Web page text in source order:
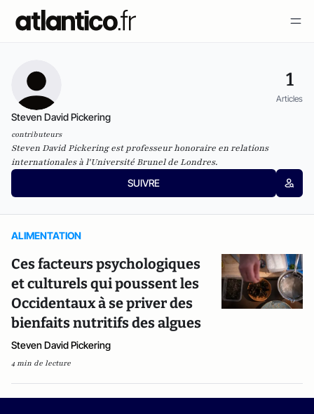
1
Articles
Steven David Pickering
contributeurs
Steven David Pickering est professeur honoraire en relations
internationales à l'Université Brunel de Londres.
SUIVRE
ALIMENTATION
Ces facteurs psychologiques
et culturels qui poussent les
Occidentaux à se priver des
bienfaits nutritifs des algues
Steven David Pickering
4 min de lecture